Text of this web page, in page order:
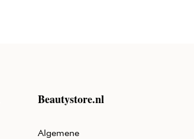
Beautystore.nl
Algemene